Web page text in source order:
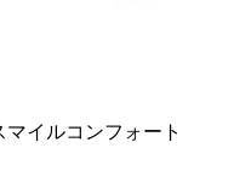
イルコンフォート